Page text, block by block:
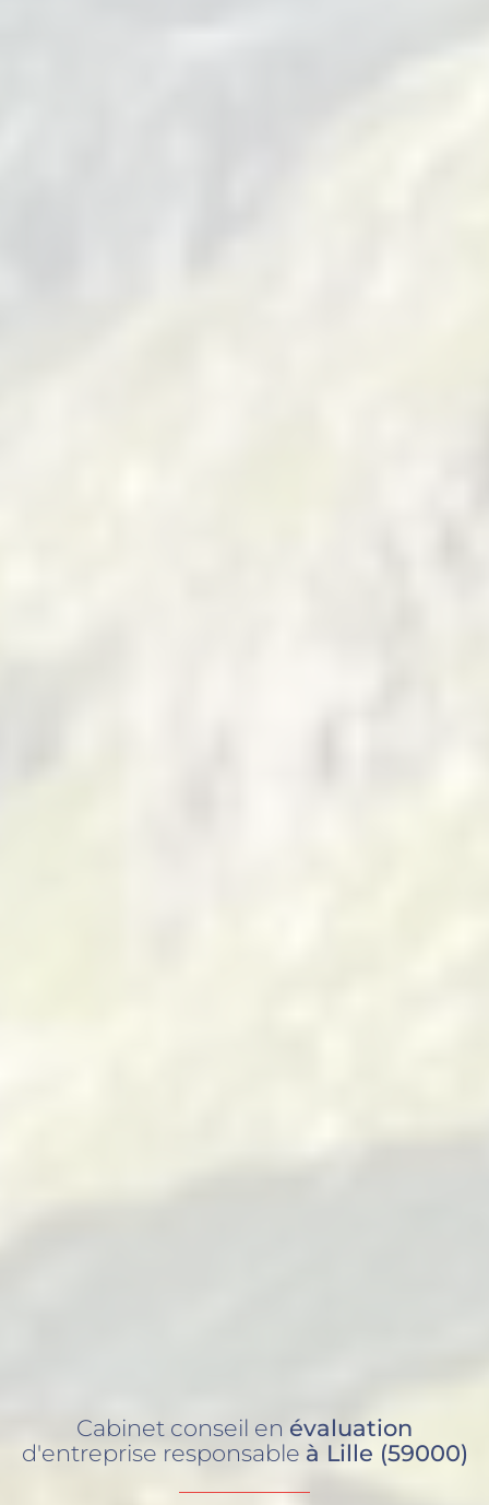
Cabinet conseil en évaluation
d'entreprise responsable à Lille (59000)